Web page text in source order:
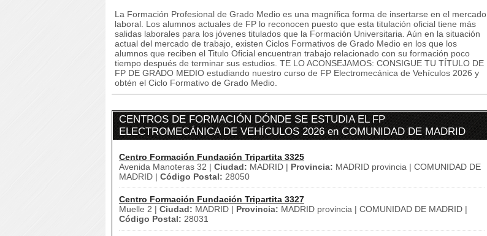
La Formación Profesional de Grado Medio es una magnífica forma de insertarse en el mercado
laboral. Los alumnos actuales de FP lo reconocen puesto que esta titulación oficial tiene más
salidas laborales para los jóvenes titulados que la Formación Universitaria. Aún en la situación
actual del mercado de trabajo, existen Ciclos Formativos de Grado Medio en los que los
alumnos que reciben el Titulo Oficial encuentran trabajo relacionado con su formación poco
tiempo después de terminar sus estudios. TE LO ACONSEJAMOS: CONSIGUE TU TÍTULO DE
FP DE GRADO MEDIO estudiando nuestro curso de FP Electromecánica de Vehículos 2026 y
obtén el Ciclo Formativo de Grado Medio.
CENTROS DE FORMACIÓN DÓNDE SE ESTUDIA EL FP
ELECTROMECÁNICA DE VEHÍCULOS 2026 en COMUNIDAD DE MADRID
Centro Formación Fundación Tripartita 3325
Avenida Manoteras 32 | Ciudad: MADRID | Provincia: MADRID provincia | COMUNIDAD DE
MADRID | Código Postal: 28050
Centro Formación Fundación Tripartita 3327
Muelle 2 | Ciudad: MADRID | Provincia: MADRID provincia | COMUNIDAD DE MADRID |
Código Postal: 28031